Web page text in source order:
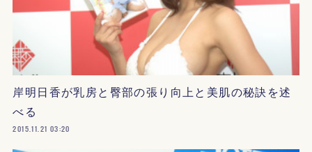
岸明日香が乳房と臀部の張り向上と美肌の秘訣を述
べる
2015.11.21 03:20